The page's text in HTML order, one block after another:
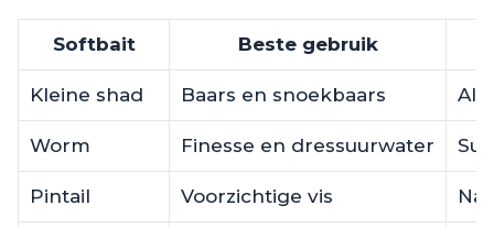
Softbait Beste gebruik
Kleine shad Baars en snoekbaars
Worm Finesse en dressuurwater
Pintail Voorzichtige vis